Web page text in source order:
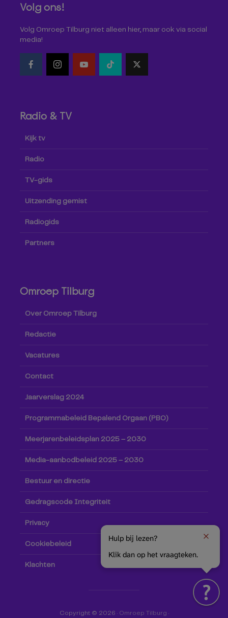
Volg ons!
Volg Omroep Tilburg niet alleen hier, maar ook via social
media!
Radio & TV
Kijk tv
Radio
TV-gids
Uitzending gemist
Radiogids
Partners
Omroep Tilburg
Over Omroep Tilburg
Redactie
Vacatures
Contact
Jaarverslag 2024
Programmabeleid Bepalend Orgaan (PBO)
Meerjarenbeleidsplan 2025 – 2030
Media-aanbodbeleid 2025 – 2030
Bestuur en directie
Gedragscode Integriteit
Privacy
Cookiebeleid
Klachten
Copyright © 2026 · Omroep Tilburg ·
Hulp bij lezen?
Klik dan op het vraagteken.